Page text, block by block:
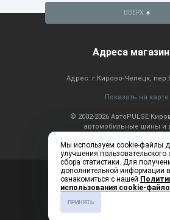
ВВЕРХ
Адреса
Адрес: г.Кирово-Чепецк,
Показать на карте
© 2002-2026 АвтоPULSE
автомобильные шины и
Консультация по
телефону: ежедневно с
9:00 до 19:00
+7
Мы используем cookie-файлы
улучшения пользовательского
сбора статистики. Для
дополнительной информации
ознакомиться с нашей
использования cookie-
ПРИНЯТЬ